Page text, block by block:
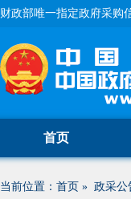
财政部唯一指定政府采购
首页
当前位置： 首页 » 政采公